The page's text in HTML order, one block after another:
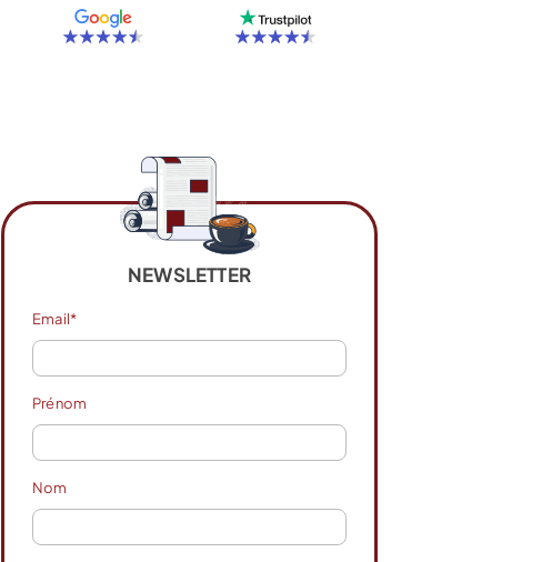
NEWSLETTER
Email*
Prénom
Nom